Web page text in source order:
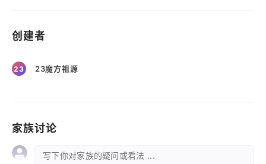
创建者
23 23魔方祖源
家族讨论
写下你对家族的疑问或看法 ...